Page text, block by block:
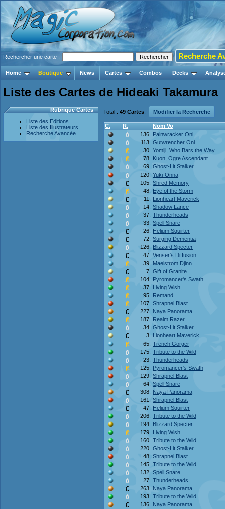
Rechercher une carte : Recherche
Home Boutique News Cartes Combos Decks
Liste des Cartes de Hideaki Takamura
Rubrique Cartes
Liste des Editions
Liste des Illustrateurs
Recherche Avancée
Total : 49 Cartes Modifier la Recherche
C. R.
Nom Vo
136.
Painwracker Oni
113. Gutwrencher Oni
30. Yomiji, Who Bars the Way
78.
Kuon, Ogre Ascendant
69. Ghost-Lit Stalker
120. Yuki-Onna
105. Shred Memory
48.
Eye of the Storm
11.
Lionheart Maverick
14. Shadow Lance
37. Thunderheads
33. Spell Snare
26.
Helium Squirter
72. Surging Dementia
126.
Blizzard Specter
47. Venser's Diffusion
39. Maelstrom Djinn
7. Gift of Granite
104.
Pyromancer's Swath
37.
Living Wish
95.
Remand
107. Shrapnel Blast
227.
Naya Panorama
187.
Realm Razer
34. Ghost-Lit Stalker
3.
Lionheart Maverick
65. Trench Gorger
175. Tribute to the Wild
23. Thunderheads
125.
Pyromancer's Swath
129. Shrapnel Blast
64. Spell Snare
308.
Naya Panorama
161.
Shrapnel Blast
47.
Helium Squirter
206. Tribute to the Wild
194.
Blizzard Specter
179.
Living Wish
160. Tribute to the Wild
220. Ghost-Lit Stalker
48. Shrapnel Blast
145. Tribute to the Wild
132. Spell Snare
27. Thunderheads
263.
Naya Panorama
193. Tribute to the Wild
136.
Naya Panorama